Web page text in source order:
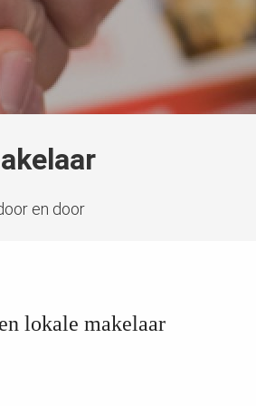
en door
lokale makelaar